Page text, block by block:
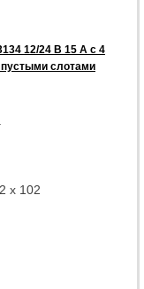
12/24 В 15 А с 4
слотами
x 102